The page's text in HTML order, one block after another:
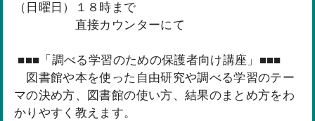
（日曜日）１８時まで
直接カウンターにて
■■■「調べる学習のための保護者向け講座」■■■
図書館や本を使った自由研究や調べる学習のテー
マの決め方、図書館の使い方、結果のまとめ方をわ
かりやすく教えます。